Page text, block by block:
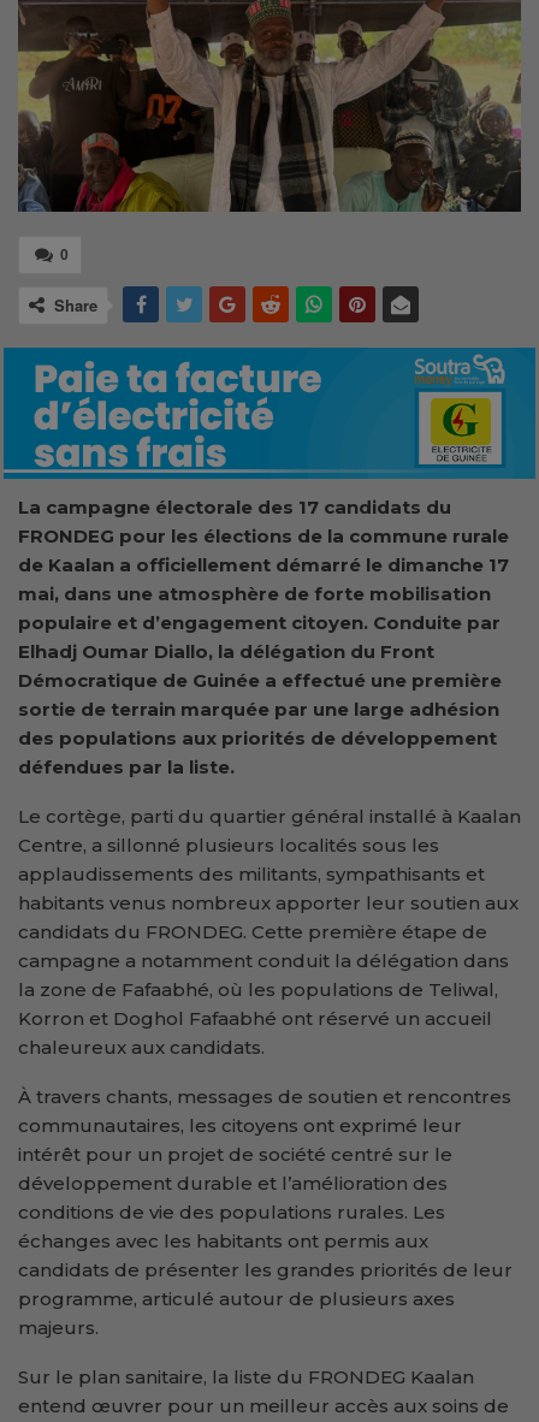
0
Share
La campagne électorale des 17 candidats du
FRONDEG pour les élections de la commune rurale
de Kaalan a officiellement démarré le dimanche 17
mai, dans une atmosphère de forte mobilisation
populaire et d’engagement citoyen. Conduite par
Elhadj Oumar Diallo, la délégation du Front
Démocratique de Guinée a effectué une première
sortie de terrain marquée par une large adhésion
des populations aux priorités de développement
défendues par la liste.
Le cortège, parti du quartier général installé à Kaalan
Centre, a sillonné plusieurs localités sous les
applaudissements des militants, sympathisants et
habitants venus nombreux apporter leur soutien aux
candidats du FRONDEG. Cette première étape de
campagne a notamment conduit la délégation dans
la zone de Fafaabhé, où les populations de Teliwal,
Korron et Doghol Fafaabhé ont réservé un accueil
chaleureux aux candidats.
À travers chants, messages de soutien et rencontres
communautaires, les citoyens ont exprimé leur
intérêt pour un projet de société centré sur le
développement durable et l’amélioration des
conditions de vie des populations rurales. Les
échanges avec les habitants ont permis aux
candidats de présenter les grandes priorités de leur
programme, articulé autour de plusieurs axes
majeurs.
Sur le plan sanitaire, la liste du FRONDEG Kaalan
entend œuvrer pour un meilleur accès aux soins de